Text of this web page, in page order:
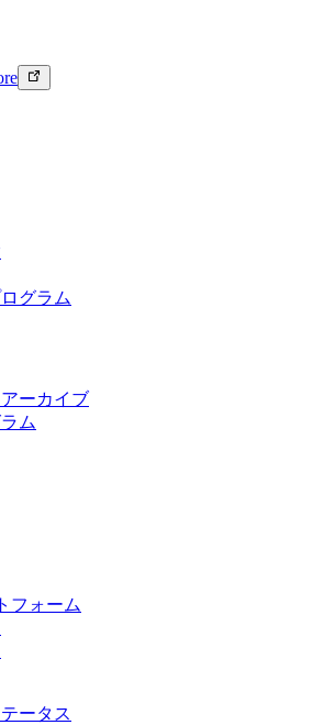
収益化
ヒット作を制作して成長させる
規模なゲームを開発する
ラットフォーム向けにローンチする
ーム
ム制作を簡素化
術的ヒント
、プレスセンター
証明する
グラム
ーカイブ
ム
フォーム
ータス